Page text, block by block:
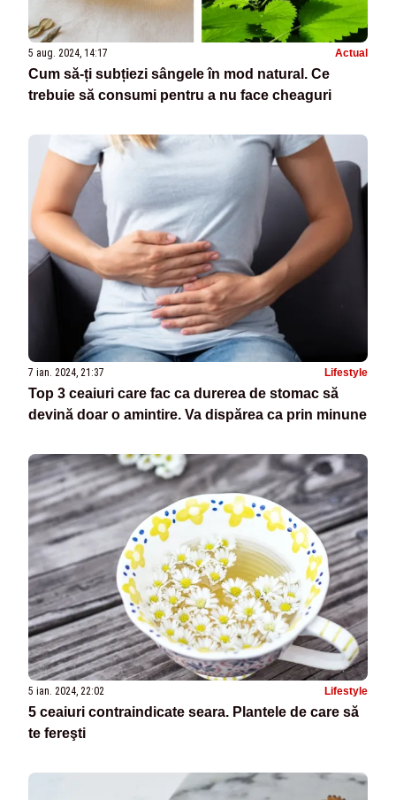
5 aug. 2024, 14:17 Actual
Cum să-ți subțiezi sângele în mod natural. Ce
trebuie să consumi pentru a nu face cheaguri
7 ian. 2024, 21:37 Lifestyle
Top 3 ceaiuri care fac ca durerea de stomac să
devină doar o amintire. Va dispărea ca prin minune
5 ian. 2024, 22:02 Lifestyle
5 ceaiuri contraindicate seara. Plantele de care să
te fereşti